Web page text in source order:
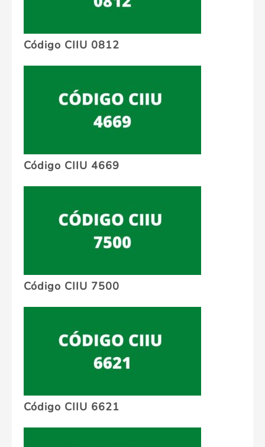
Código CIIU 0812
Código CIIU 4669
Código CIIU 7500
Código CIIU 6621